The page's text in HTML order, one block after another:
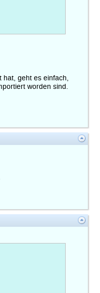
hat, geht es einfach,
worden sind.